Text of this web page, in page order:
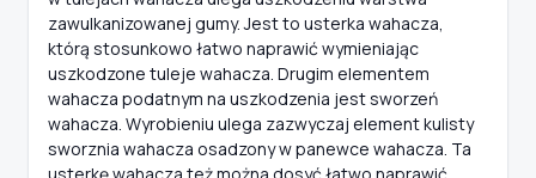
zawulkanizowanej gumy. Jest to usterka wahacza,
którą stosunkowo łatwo naprawić wymieniając
uszkodzone tuleje wahacza. Drugim elementem
wahacza podatnym na uszkodzenia jest sworzeń
wahacza. Wyrobieniu ulega zazwyczaj element kulisty
sworznia wahacza osadzony w panewce wahacza. Ta